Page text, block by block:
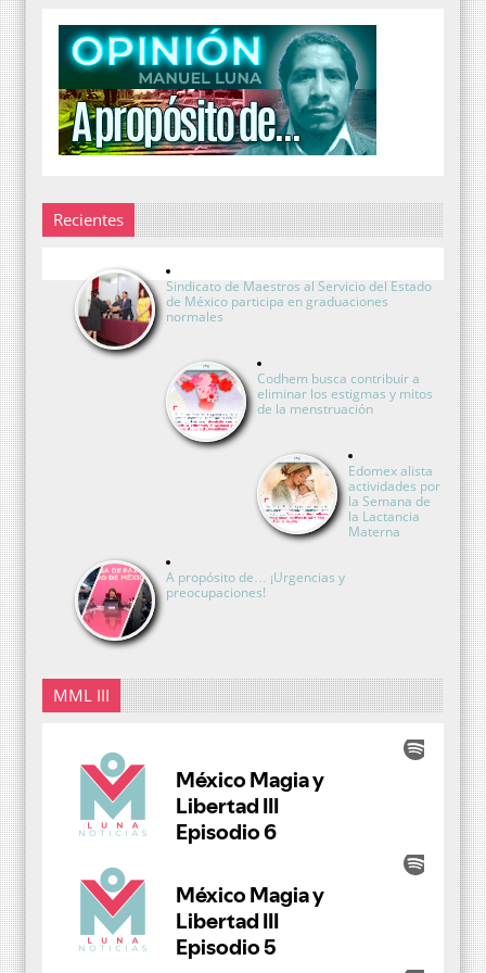
Recientes
Sindicato de Maestros al Servicio del Estado
de México participa en graduaciones
normales
Codhem busca contribuir a
eliminar los estigmas y mitos
de la menstruación
Edomex alista
actividades por
la Semana de
la Lactancia
Materna
A propósito de… ¡Urgencias y
preocupaciones!
MML III